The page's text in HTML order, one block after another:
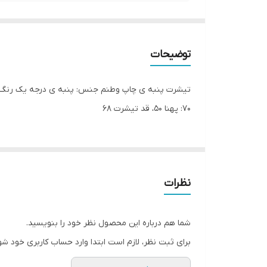
توضیحات
۷۰: پهنا ۵۰، قد تیشرت ۶۸
نظرات
شما هم درباره این محصول نظر خود را بنویسید.
برای ثبت نظر، لازم است ابتدا وارد حساب کاربری خود